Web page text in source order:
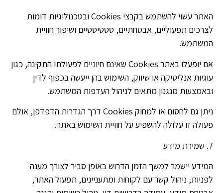
האתר עשוי להשתמש בקבצי Cookies ובטכנולוגיות דומות
לצרכים תפעוליים, אבטחתיים, סטטיסטיים ושיפור חוויית
המשתמש.
אם יופעלו באתר Cookies שאינם חיוניים לפעולתו התקינה, כגון
עוגיות אנליטיקה או שיווק, השימוש בהן ייעשה בכפוף לדין
ובאמצעות מנגנון מתאים לניהול העדפות המשתמש.
ניתן גם לחסום או למחוק Cookies דרך הגדרות הדפדפן, אולם
פעולה זו עלולה להשפיע על חוויית השימוש באתר.
7. שמירת מידע
המידע יישמר למשך הזמן הדרוש באופן סביר לצורך מענה
לפניות, ניהול קשר עם לקוחות ומתעניינים, תפעול האתר,